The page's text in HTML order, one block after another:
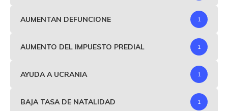
AUMENTAN DEFUNCIONE 1
AUMENTO DEL IMPUESTO PREDIAL 1
AYUDA A UCRANIA 1
BAJA TASA DE NATALIDAD 1